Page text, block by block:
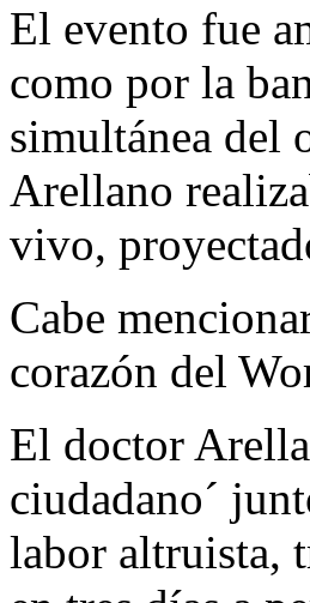
El evento fue
como por la
simultánea del
Arellano
vivo,
Cabe
corazón del
El doctor
ciudadano´
labor altruista,